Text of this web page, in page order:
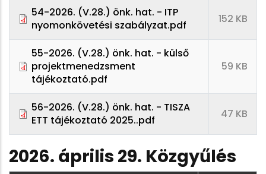
54-2026. (V.28.) önk. hat. - ITP
nyomonkövetési szabályzat.pdf
152 KB
55-2026. (V.28.) önk. hat. - külső
projektmenedzsment
tájékoztató.pdf
59 KB
56-2026. (V.28.) önk. hat. - TISZA
ETT tájékoztató 2025..pdf
47 KB
2026. április 29. Közgyűlés